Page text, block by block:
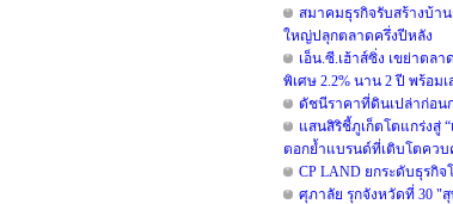
สมาคมธุรกิจรับสร้างบ้าน
ใหญ่ปลุกตลาดครึ่งปีหลัง
เอ็น.ซี.เฮ้าส์ซิ่ง เขย่าต
พิเศษ 2.2% นาน 2 ปี พร้อม
ดัชนีราคาที่ดินเปล่าก่อน
แสนสิริชี้ภูเก็ตโตแกร่งสู่
ตอกย้ำแบรนด์ที่เติบโตควบ
CP LAND ยกระดับธุรกิจโ
ศุภาลัย รุกจังหวัดที่ 30 "